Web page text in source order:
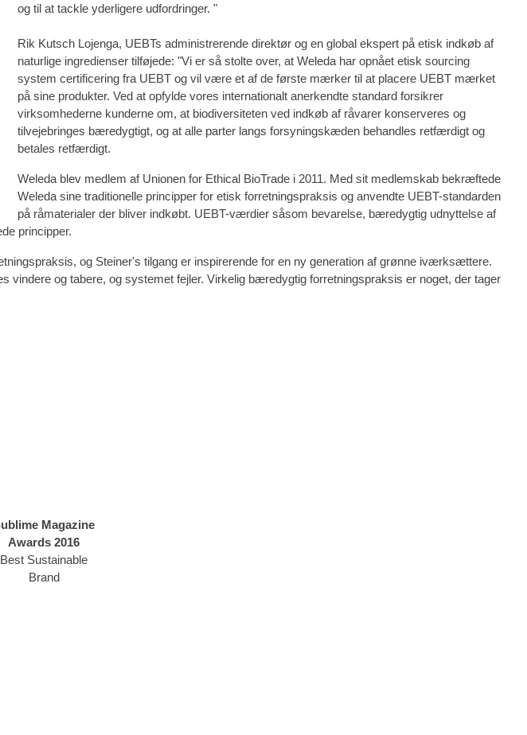
og til at tackle yderligere udfordringer. "
Rik Kutsch Lojenga, UEBTs administrerende direktør og en global ekspert på etisk indkøb af
naturlige ingredienser tilføjede: "Vi er så stolte over, at Weleda har opnået etisk sourcing
system certificering fra UEBT og vil være et af de første mærker til at placere UEBT mærket
på sine produkter. Ved at opfylde vores internationalt anerkendte standard forsikrer
virksomhederne kunderne om, at biodiversiteten ved indkøb af råvarer konserveres og
tilvejebringes bæredygtigt, og at alle parter langs forsyningskæden behandles retfærdigt og
betales retfærdigt.
Weleda blev medlem af Unionen for Ethical BioTrade i 2011. Med sit medlemskab bekræftede
Weleda sine traditionelle principper for etisk forretningspraksis og anvendte UEBT-standarden
på råmaterialer der bliver indkøbt. UEBT-værdier såsom bevarelse, bæredygtig udnyttelse af
principper.
og Steiner's tilgang er inspirerende for en ny generation af grønne iværksættere.
og tabere, og systemet fejler. Virkelig bæredygtig forretningspraksis er noget, der tager
Magazine
Awards 2016
Best Sustainable
Brand